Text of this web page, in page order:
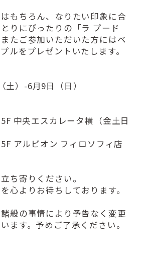
もちろん、なりたい印象に合
りにぴったりの「ラ プード
たご参加いただいた方にはベ
ルをプレゼントいたします。
土）-6月9日（日）
中央エスカレータ横（金土日
アルビオン フィロソフィ店
ち寄りください。
心よりお待ちしております。
般の事情により予告なく変更
ます。予めご了承ください。